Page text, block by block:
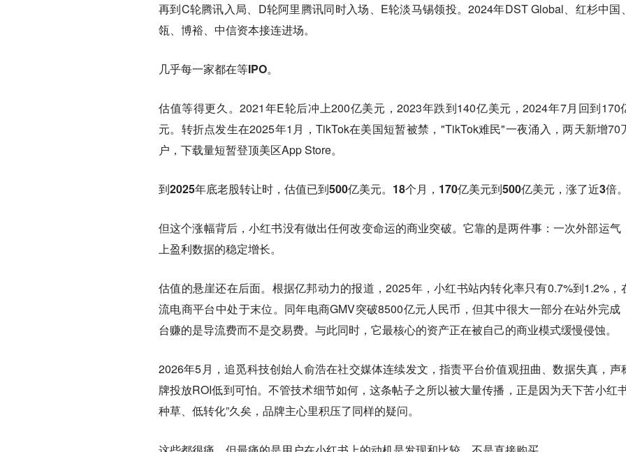
再到C轮腾讯入局、D轮阿里腾讯同时入场、E轮淡马锡领投。2024年DST Global、红杉中国
瓴、博裕、中信资本接连进场。
几乎每一家都在等IPO。
估值等得更久。2021年E轮后冲上200亿美元，2023年跌到140亿美元，2024年7月回到170
元。转折点发生在2025年1月，TikTok在美国短暂被禁，"TikTok难民"一夜涌入，两天新增70
户，下载量短暂登顶美区App Store。
到2025年底老股转让时，估值已到500亿美元。18个月，170亿美元到500亿美元，涨了近3倍。
但这个涨幅背后，小红书没有做出任何改变命运的商业突破。它靠的是两件事： 一次外部运气
上盈利数据的稳定增长。
估值的悬崖还在后面。根据亿邦动力的报道，2025年，小红书站内转化率只有0.7%到1.2%，
流电商平台中处于末位。同年电商GMV突破8500亿元人民币，但其中很大一部分在站外完成
台赚的是导流费而不是交易费。与此同时，它最核心的资产正在被自己的商业模式缓慢侵蚀。
2026年5月，追觅科技创始人俞浩在社交媒体连续发文，指责平台价值观扭曲、数据失真，声
牌投放ROI低到可怕。不管技术细节如何，这条帖子之所以被大量传播，正是因为天下苦小红
种草、低转化”久矣，品牌主心里积压了同样的疑问。